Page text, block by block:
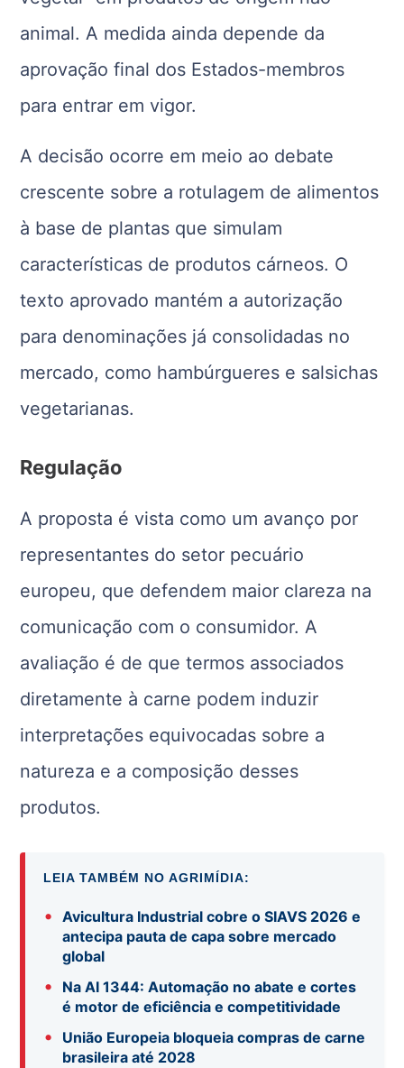
animal. A medida ainda depende da
aprovação final dos Estados-membros
para entrar em vigor.
A decisão ocorre em meio ao debate
crescente sobre a rotulagem de alimentos
à base de plantas que simulam
características de produtos cárneos. O
texto aprovado mantém a autorização
para denominações já consolidadas no
mercado, como hambúrgueres e salsichas
vegetarianas.
Regulação
A proposta é vista como um avanço por
representantes do setor pecuário
europeu, que defendem maior clareza na
comunicação com o consumidor. A
avaliação é de que termos associados
diretamente à carne podem induzir
interpretações equivocadas sobre a
natureza e a composição desses
produtos.
LEIA TAMBÉM NO AGRIMÍDIA:
•
Avicultura Industrial cobre o SIAVS 2026 e
antecipa pauta de capa sobre mercado
global
•
Na AI 1344: Automação no abate e cortes
é motor de eficiência e competitividade
•
União Europeia bloqueia compras de carne
brasileira até 2028